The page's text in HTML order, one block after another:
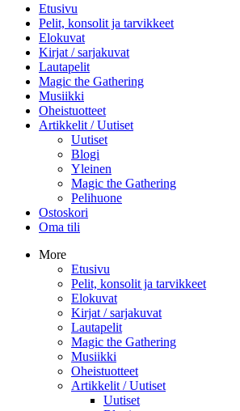
Etusivu
Pelit, konsolit ja tarvikkeet
Elokuvat
Kirjat / sarjakuvat
Lautapelit
Magic the Gathering
Musiikki
Oheistuotteet
Artikkelit / Uutiset
Uutiset
Blogi
Yleinen
Magic the Gathering
Pelihuone
Ostoskori
Oma tili
More
Etusivu
Pelit, konsolit ja tarvikkeet
Elokuvat
Kirjat / sarjakuvat
Lautapelit
Magic the Gathering
Musiikki
Oheistuotteet
Artikkelit / Uutiset
Uutiset